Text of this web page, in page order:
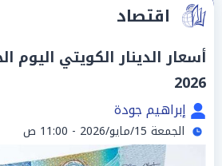
اقتصاد
2026
إبراهيم جودة
الجمعة 15/مايو/2026 - 11:00 ص